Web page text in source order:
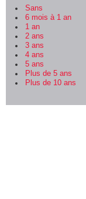
Sans
6 mois à 1 an
1 an
2 ans
3 ans
4 ans
5 ans
Plus de 5 ans
Plus de 10 ans